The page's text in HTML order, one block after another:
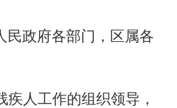
民政府各部门，区属各
疾人工作的组织领导 ，